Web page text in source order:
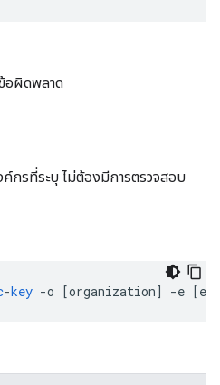
อผิดพลาด
กรที่ระบุ ไม่ต้องมีการตรวจสอบ
-key -o [organization] -e [